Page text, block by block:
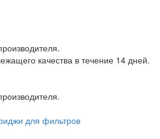
качества в течение 14 дней.
для фильтров